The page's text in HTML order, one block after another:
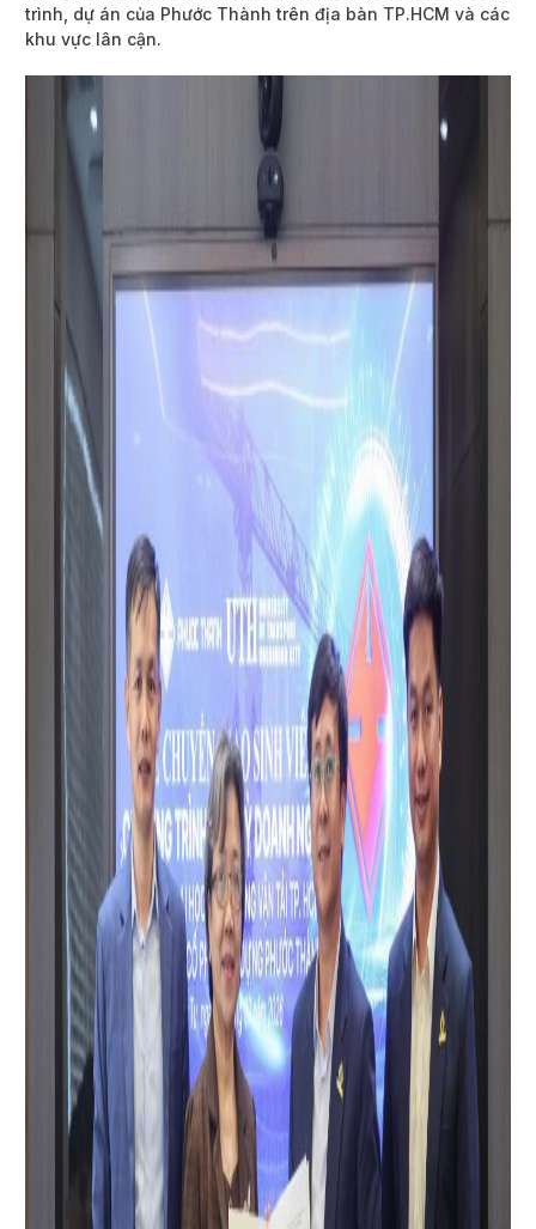
trình, dự án của Phước Thành trên địa bàn TP.HCM và các
khu vực lân cận.